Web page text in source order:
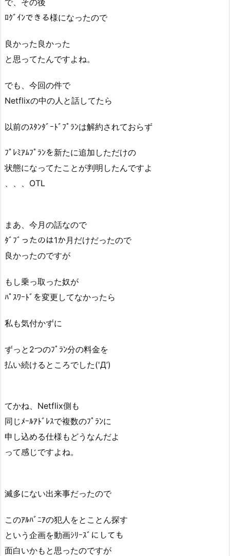
で、その後
ﾛｸﾞｲﾝできる様になったので
良かった良かった
と思ってたんですよね。
でも、今回の件で
Netflixの中の人と話してたら
以前のｽﾀﾝﾀﾞｰﾄﾞﾌﾟﾗﾝは解約されておらず
ﾌﾟﾚﾐｱﾑﾌﾟﾗﾝを新たに追加しただけの
状態になってたことが判明したんですよ
、、、OTL
まあ、今月の話なので
ﾀﾞﾌﾞったのは1か月だけだったので
良かったのですが
もし乗っ取った奴が
ﾊﾟｽﾜｰﾄﾞを変更してなかったら
私も気付かずに
ずっと2つのﾌﾟﾗﾝ分の料金を
払い続けるところでした('Д’)
てかね、Netflix側も
同じﾒｰﾙｱﾄﾞﾚｽで複数のﾌﾟﾗﾝに
申し込める仕様もどうなんだよ
って感じですよね。
滅多にない出来事だったので
このｱﾙﾊﾞﾆｱの犯人をとことん探す
という企画を動画ｼﾘｰｽﾞにしても
面白いかもと思ったのですが